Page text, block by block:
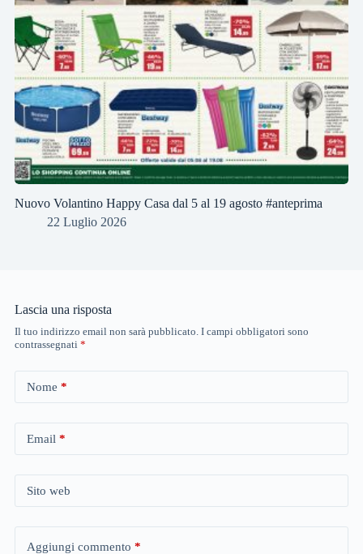
Nuovo Volantino Happy Casa dal 5 al 19 agosto #anteprima
22 Luglio 2026
Lascia una risposta
Il tuo indirizzo email non sarà pubblicato. I campi obbligatori sono
contrassegnati *
Nome *
Email *
Sito web
Aggiungi commento *